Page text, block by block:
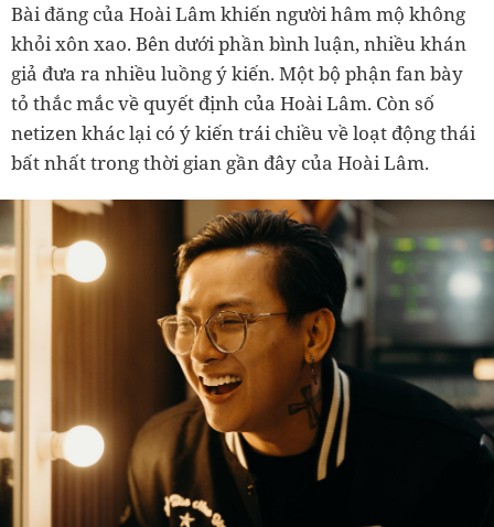
Bài đăng của Hoài Lâm khiến người hâm mộ không
khỏi xôn xao. Bên dưới phần bình luận, nhiều khán
giả đưa ra nhiều luồng ý kiến. Một bộ phận fan bày
tỏ thắc mắc về quyết định của Hoài Lâm. Còn số
netizen khác lại có ý kiến trái chiều về loạt động thái
bất nhất trong thời gian gần đây của Hoài Lâm.